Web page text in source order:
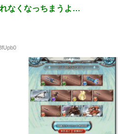
なくなっちまうよ…